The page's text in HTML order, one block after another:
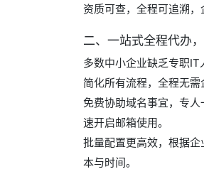
资质可查，全程可追溯
二、一站式全程代办
多数中小企业缺乏专职IT
简化所有流程，全程无
免费协助域名事宜，专
速开启邮箱使用。
批量配置更高效，根据
本与时间。